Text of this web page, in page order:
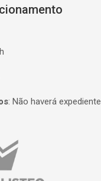
: Não haverá expediente